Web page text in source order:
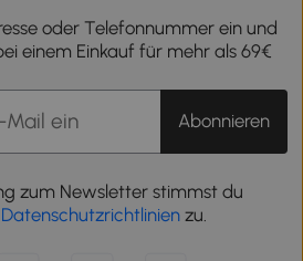
oder Telefonnummer ein und
einem Einkauf für mehr als 69€
Abonnieren
zum Newsletter stimmst du
Datenschutzrichtlinien zu.